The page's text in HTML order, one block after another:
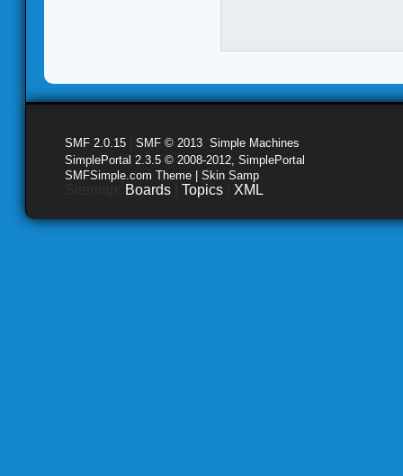
SMF 2.0.15 SMF © 2013 Simple Machines
SimplePortal 2.3.5 © 2008-2012, SimplePortal
SMFSimple.com Theme | Skin Samp
Boards Topics XML